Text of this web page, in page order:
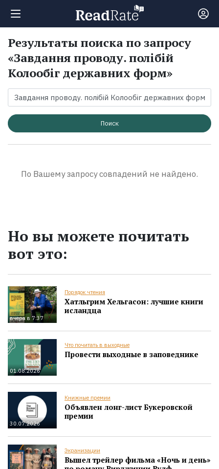
Поиск
Новости
Рейтинги
Экранизации
Результаты поиска по запросу
«Завдання проводу. полібій
Колообіг державних форм»
Поиск
По Вашему запросу совпадений не найдено.
Но вы можете почитать
вот это:
вчера в 7:37
Порядок чтения
Хатльгрим Хельгасон: лучшие книги
исландца
01.08.2026
Что почитать в выходные
Провести выходные в заповеднике
30.07.2026
Книжные премии
Объявлен лонг-лист Букеровской
премии
Экранизации
Вышел трейлер фильма «Ночь и день»